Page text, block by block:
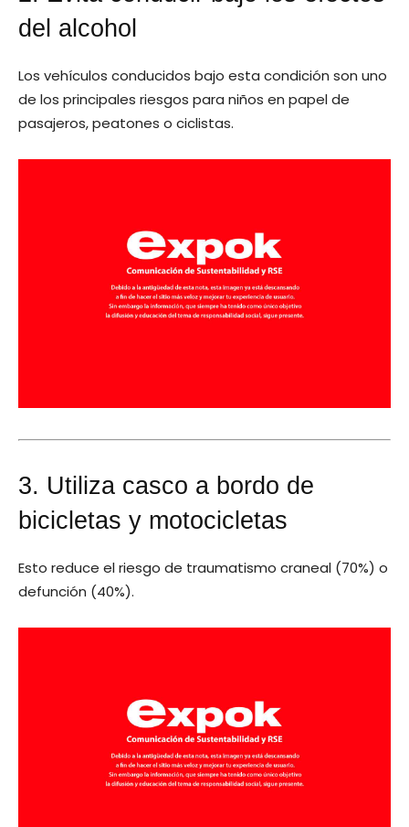
del alcohol
Los vehículos conducidos bajo esta condición son uno
de los principales riesgos para niños en papel de
pasajeros, peatones o ciclistas.
3. Utiliza casco a bordo de
bicicletas y motocicletas
Esto reduce el riesgo de traumatismo craneal (70%) o
defunción (40%).